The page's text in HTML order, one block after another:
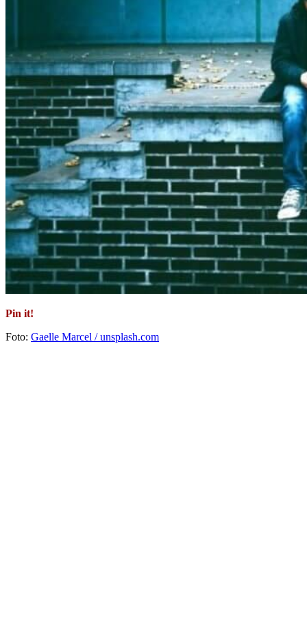
Pin it!
Foto: Gaelle Marcel / unsplash.com